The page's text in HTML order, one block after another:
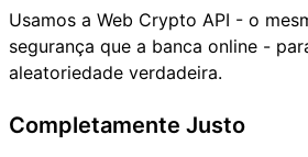
Usamos a Web Crypto API - o
segurança que a banca online -
aleatoriedade verdadeira.
Completamente Justo